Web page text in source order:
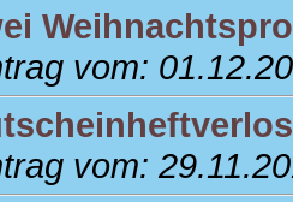
vom:
vom: